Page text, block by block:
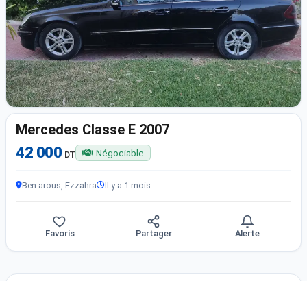
Mercedes Classe E 2007
42 000 DT Négociable
Ben arous, Ezzahra Il y a 1 mois
Favoris Partager Alerte